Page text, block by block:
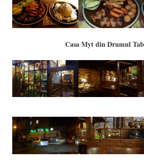
Casa Myt din Drumul